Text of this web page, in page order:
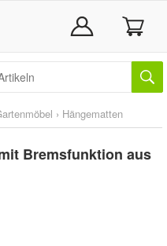
› Hängematten
Bremsfunktion aus